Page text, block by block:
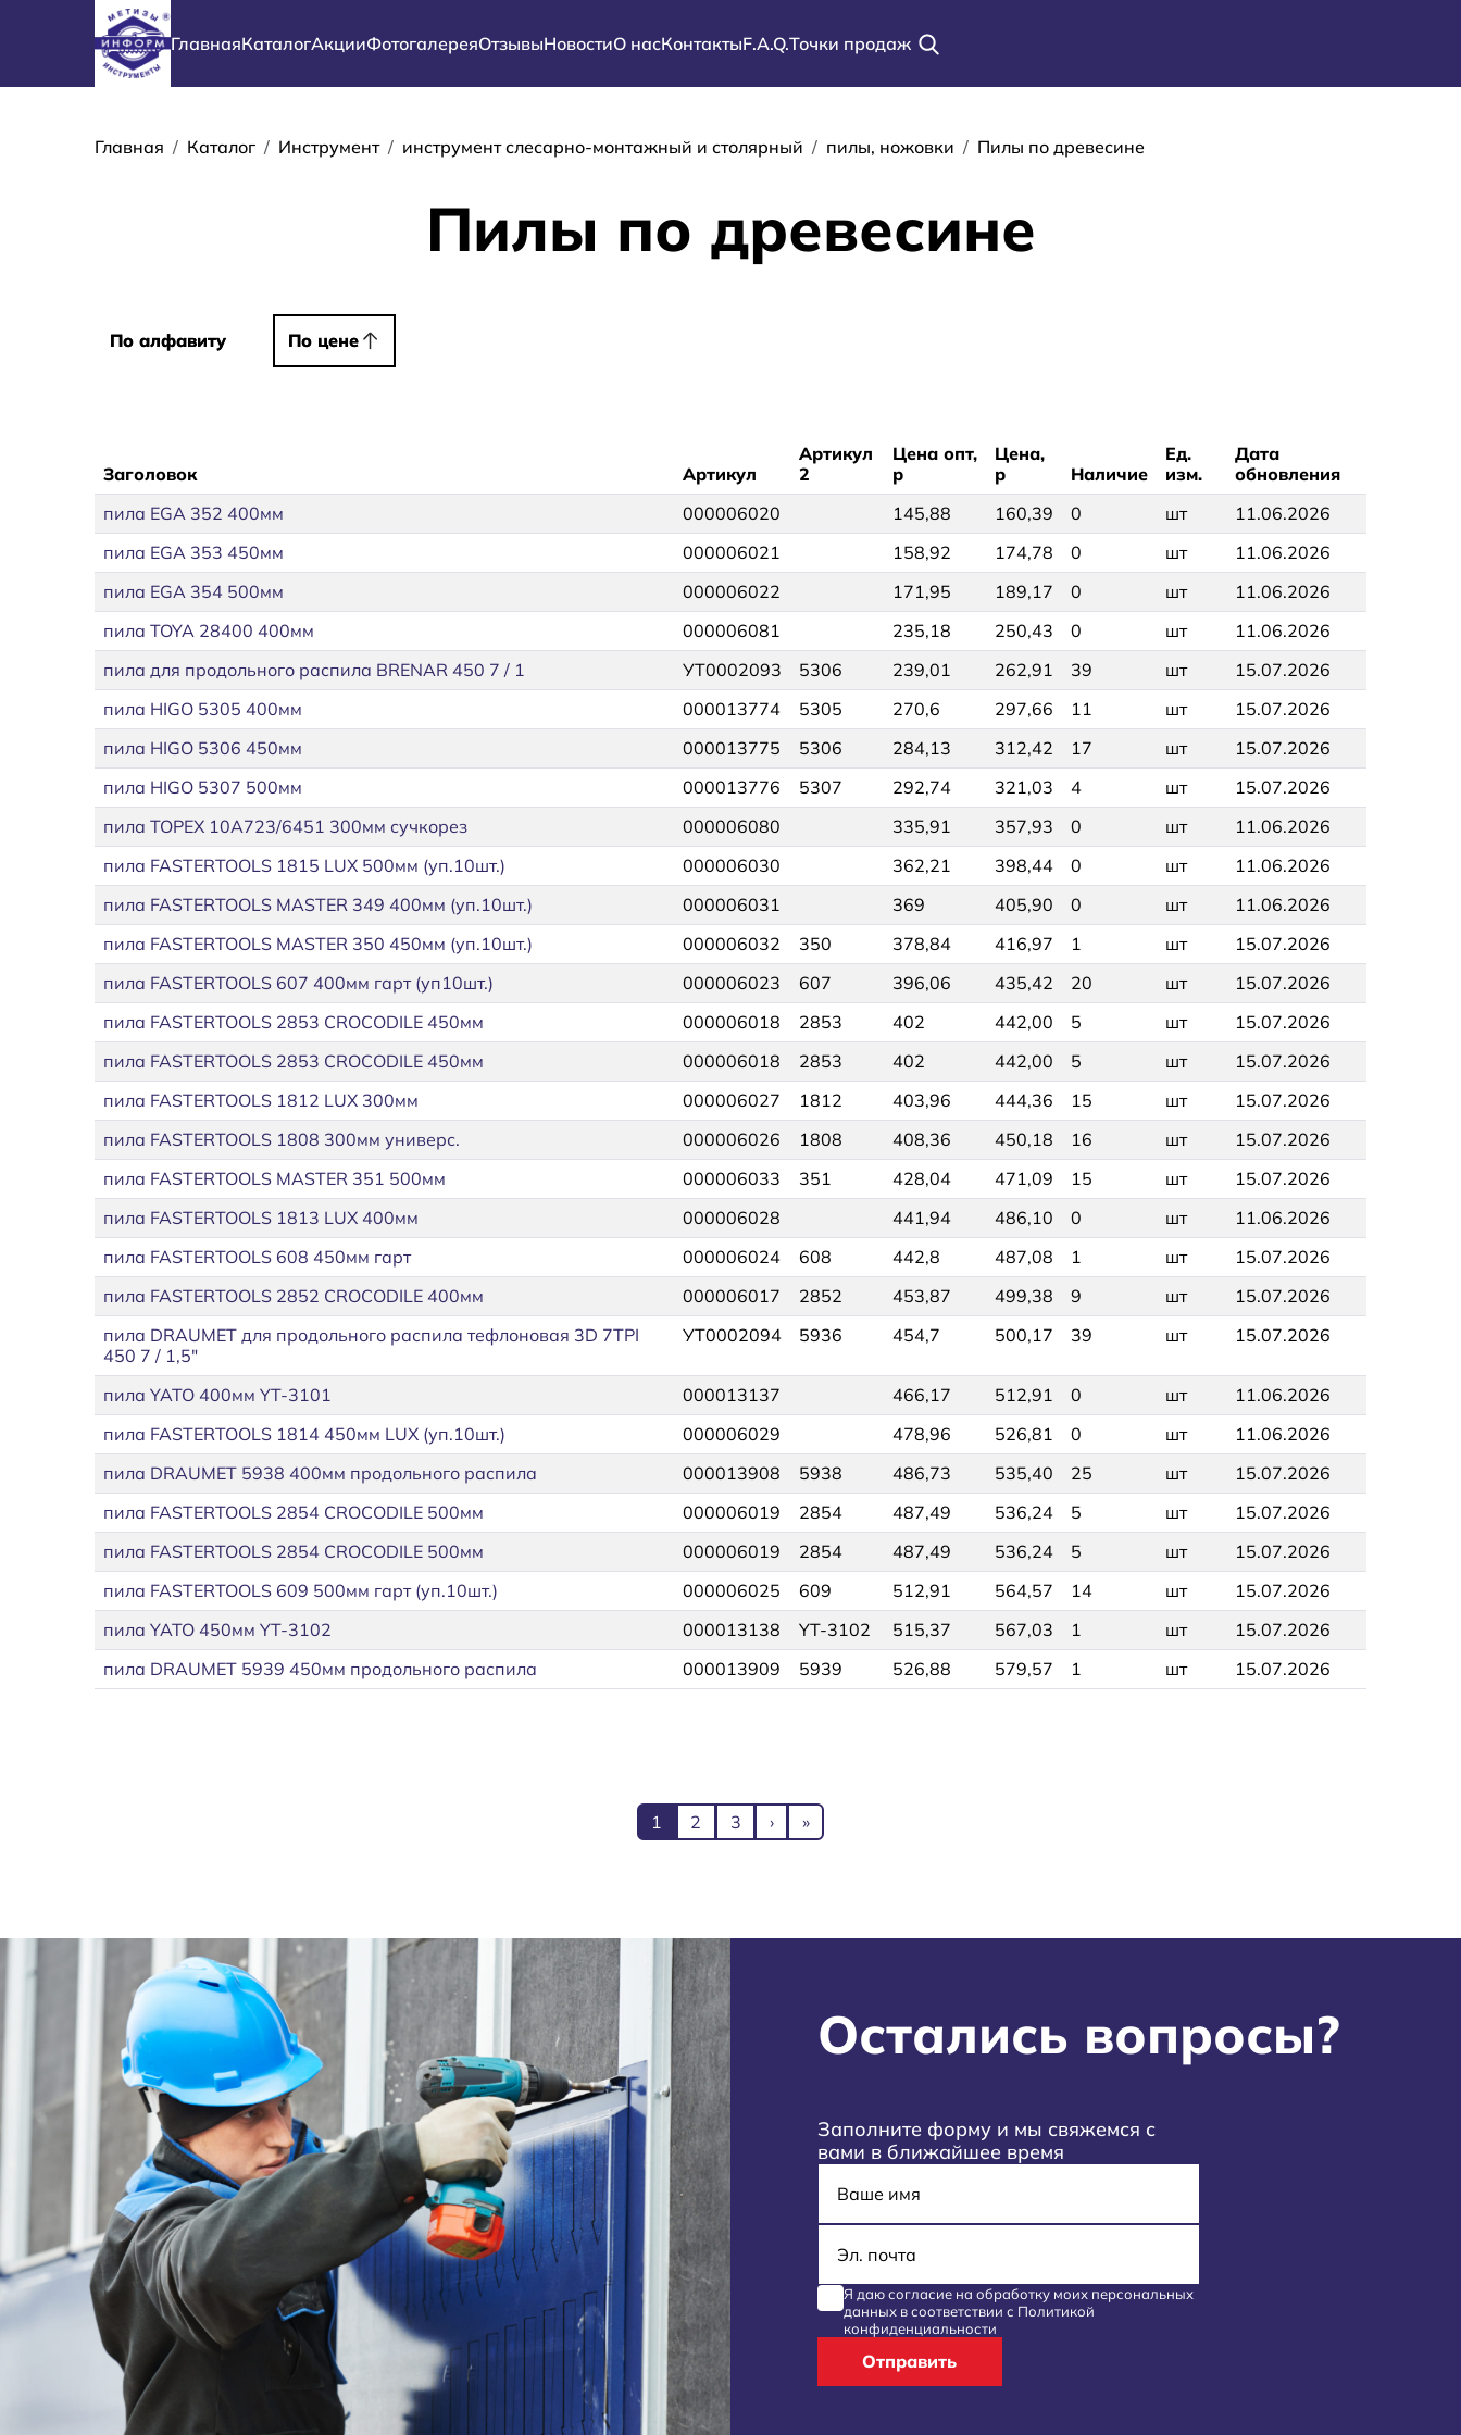
Перейти к основному содержанию
Основная навигация
ГлавнаяКаталогАкцииФотогалереяОтзывыНовостиО насКонтактыF.A.Q.Точки продаж
Строка навигации
Главная Каталог Инструмент инструмент слесарно-монтажный и столярный пилы, ножовки Пилы по древесине
Пилы по древесине
По алфавиту
По алфавиту По цене
По цене
Заголовок Артикул
Артикул
2
Цена опт,
р
Цена,
р
Наличие
Ед.
изм.
Дата
обновления
пила EGA 352 400мм
000006020 145,88 160,39 0 шт
11.06.2026
пила EGA 353 450мм
000006021 158,92 174,78 0 шт
11.06.2026
пила EGA 354 500мм
000006022 171,95 189,17 0 шт
11.06.2026
пила TOYA 28400 400мм
000006081 235,18 250,43 0 шт
11.06.2026
пила для продольного распила BRENAR 450 7 / 1
УТ0002093 5306 239,01 262,91 39 шт
15.07.2026
пила HIGO 5305 400мм
000013774 5305 270,6 297,66 11 шт
15.07.2026
пила HIGO 5306 450мм
000013775 5306 284,13 312,42 17 шт
15.07.2026
пила HIGO 5307 500мм
000013776 5307 292,74 321,03 4 шт
15.07.2026
пила TOPEX 10А723/6451 300мм сучкорез
000006080 335,91 357,93 0 шт
11.06.2026
пила FASTERTOOLS 1815 LUX 500мм (уп.10шт.)
000006030 362,21 398,44 0 шт
11.06.2026
пила FASTERTOOLS MASTER 349 400мм (уп.10шт.)
000006031 369 405,90 0 шт
11.06.2026
пила FASTERTOOLS MASTER 350 450мм (уп.10шт.)
000006032 350 378,84 416,97 1 шт
15.07.2026
пила FASTERTOOLS 607 400мм гарт (уп10шт.)
000006023 607 396,06 435,42 20 шт
15.07.2026
пила FASTERTOOLS 2853 CROCODILE 450мм
000006018 2853 402 442,00 5 шт
15.07.2026
пила FASTERTOOLS 2853 CROCODILE 450мм
000006018 2853 402 442,00 5 шт
15.07.2026
пила FASTERTOOLS 1812 LUX 300мм
000006027 1812 403,96 444,36 15 шт
15.07.2026
пила FASTERTOOLS 1808 300мм универс.
000006026 1808 408,36 450,18 16 шт
15.07.2026
пила FASTERTOOLS MASTER 351 500мм
000006033 351 428,04 471,09 15 шт
15.07.2026
пила FASTERTOOLS 1813 LUX 400мм
000006028 441,94 486,10 0 шт
11.06.2026
пила FASTERTOOLS 608 450мм гарт
000006024 608 442,8 487,08 1 шт
15.07.2026
пила FASTERTOOLS 2852 CROCODILE 400мм
000006017 2852 453,87 499,38 9 шт
15.07.2026
пила DRAUMET для продольного распила тефлоновая 3D 7TPI
450 7 / 1,5"
УТ0002094 5936 454,7 500,17 39 шт 15.07.2026
пила YATO 400мм YT-3101 000013137 466,17 512,91 0 шт
11.06.2026
пила FASTERTOOLS 1814 450мм LUX (уп.10шт.)
000006029 478,96 526,81 0 шт
11.06.2026
пила DRAUMET 5938 400мм продольного распила
000013908 5938 486,73 535,40 25 шт
15.07.2026
пила FASTERTOOLS 2854 CROCODILE 500мм
000006019 2854 487,49 536,24 5 шт
15.07.2026
пила FASTERTOOLS 2854 CROCODILE 500мм
000006019 2854 487,49 536,24 5 шт
15.07.2026
пила FASTERTOOLS 609 500мм гарт (уп.10шт.)
000006025 609 512,91 564,57 14 шт
15.07.2026
пила YATO 450мм YT-3102
000013138 YT-3102 515,37 567,03 1 шт
15.07.2026
пила DRAUMET 5939 450мм продольного распила
000013909 5939 526,88 579,57 1 шт 15.07.2026
Текущая страница
1 Page
2 Page
3 Следующая страница
› Последняя страница
»
Остались вопросы?
Заполните форму и мы свяжемся с
вами в ближайшее время
Имя
E-mail
Я даю согласие на обработку моих персональных
данных в соответствии с Политикой
конфиденциальности
Отправить